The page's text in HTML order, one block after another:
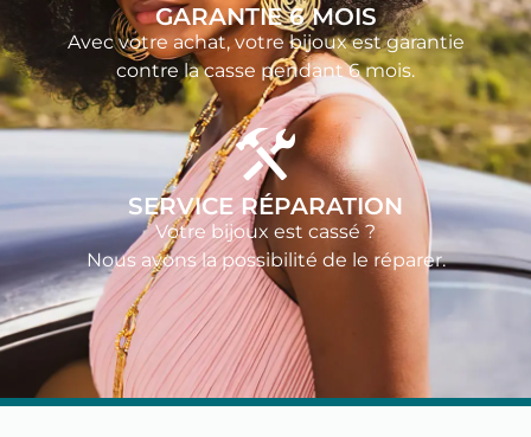
GARANTIE 6 MOIS
Avec votre achat, votre bijoux est garantie
contre la casse pendant 6 mois.
SERVICE RÉPARATION
Votre bijoux est cassé ?
Nous avons la possibilité de le réparer.